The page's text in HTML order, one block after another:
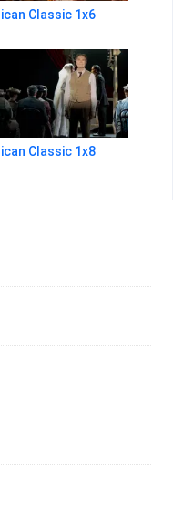
Classic 1x6
Classic 1x8